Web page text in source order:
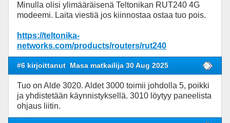
Minulla olisi ylimääräisenä Teltonikan RUT240 4G
modeemi. Laita viestiä jos kiinnostaa ostaa tuo pois.
https://teltonika-
networks.com/products/routers/rut240
#6 kirjoittanut Masa matkailija 30 Aug 2025
Tuo on Alde 3020. Aldet 3000 toimii johdolla 5, poikki
ja yhdistetään käynnistyksellä. 3010 löytyy paneelista
ohjaus liitin.